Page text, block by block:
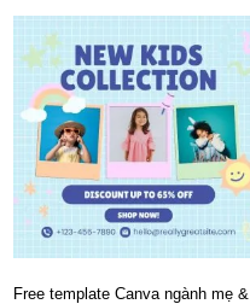
Free template Canva ngành mẹ &